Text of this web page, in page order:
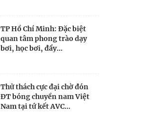
TP Hồ Chí Minh: Đặc biệt
quan tâm phong trào dạy
bơi, học bơi, đẩy...
Thử thách cực đại chờ đón
ĐT bóng chuyền nam Việt
Nam tại tứ kết AVC...